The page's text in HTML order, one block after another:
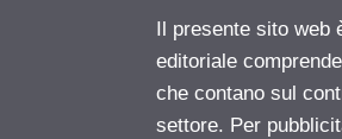
Il presente sito
editoriale
che contano sul
settore. Per